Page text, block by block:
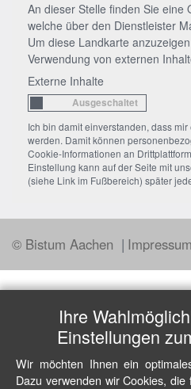
An dieser Stelle finden Sie eine
welche über den Dienstleister
Um diese Landkarte
Verwendung von externen
Externe Inhalte
Ich bin damit einverstanden, dass
werden. Damit können
Cookie-Informationen an
Einstellung kann auf der Seite mit
(siehe Link im Fußbereich) später
© Bistum Aachen Impressum
Ihre
Einstellungen
Wir möchten Ihnen ein
Dazu verwenden wir Cookies,